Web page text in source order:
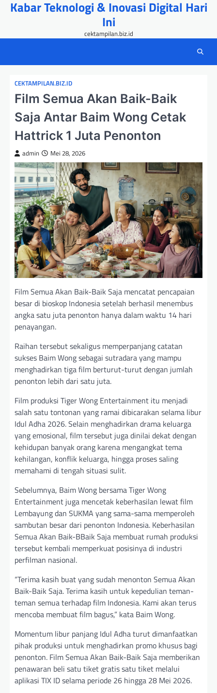
SkipKabar Teknologi & Inovasi Digital Hari
Ini
cektampilan.biz.id
CEKTAMPILAN.BIZ.ID
Film Semua Akan Baik-Baik
Saja Antar Baim Wong Cetak
Hattrick 1 Juta Penonton
admin Mei 28, 2026
Film Semua Akan Baik-Baik Saja mencatat pencapaian
besar di bioskop Indonesia setelah berhasil menembus
angka satu juta penonton hanya dalam waktu 14 hari
penayangan.
Raihan tersebut sekaligus memperpanjang catatan
sukses Baim Wong sebagai sutradara yang mampu
menghadirkan tiga film berturut-turut dengan jumlah
penonton lebih dari satu juta.
Film produksi Tiger Wong Entertainment itu menjadi
salah satu tontonan yang ramai dibicarakan selama libur
Idul Adha 2026. Selain menghadirkan drama keluarga
yang emosional, film tersebut juga dinilai dekat dengan
kehidupan banyak orang karena mengangkat tema
kehilangan, konflik keluarga, hingga proses saling
memahami di tengah situasi sulit.
Sebelumnya, Baim Wong bersama Tiger Wong
Entertainment juga mencetak keberhasilan lewat film
Lembayung dan SUKMA yang sama-sama memperoleh
sambutan besar dari penonton Indonesia. Keberhasilan
Semua Akan Baik-BBaik Saja membuat rumah produksi
tersebut kembali memperkuat posisinya di industri
perfilman nasional.
“Terima kasih buat yang sudah menonton Semua Akan
Baik-Baik Saja. Terima kasih untuk kepedulian teman-
teman semua terhadap film Indonesia. Kami akan terus
mencoba membuat film bagus,” kata Baim Wong.
Momentum libur panjang Idul Adha turut dimanfaatkan
pihak produksi untuk menghadirkan promo khusus bagi
penonton. Film Semua Akan Baik-Baik Saja memberikan
penawaran beli satu tiket gratis satu tiket melalui
aplikasi TIX ID selama periode 26 hingga 28 Mei 2026.